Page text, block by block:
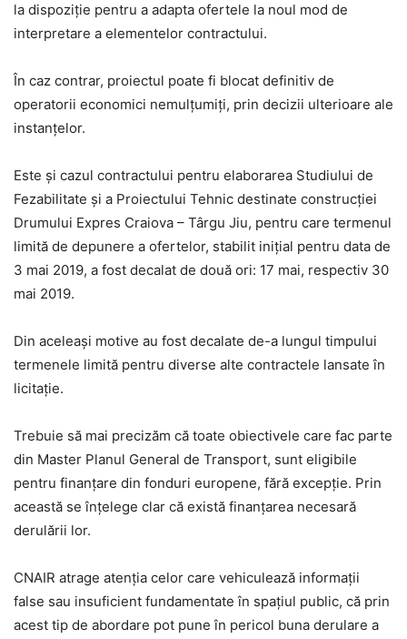
la dispoziție pentru a adapta ofertele la noul mod de
interpretare a elementelor contractului.
În caz contrar, proiectul poate fi blocat definitiv de
operatorii economici nemulțumiți, prin decizii ulterioare ale
instanțelor.
Este și cazul contractului pentru elaborarea Studiului de
Fezabilitate și a Proiectului Tehnic destinate construcției
Drumului Expres Craiova – Târgu Jiu, pentru care termenul
limită de depunere a ofertelor, stabilit inițial pentru data de
3 mai 2019, a fost decalat de două ori: 17 mai, respectiv 30
mai 2019.
Din aceleași motive au fost decalate de-a lungul timpului
termenele limită pentru diverse alte contractele lansate în
licitație.
Trebuie să mai precizăm că toate obiectivele care fac parte
din Master Planul General de Transport, sunt eligibile
pentru finanțare din fonduri europene, fără excepție. Prin
această se înțelege clar că există finanțarea necesară
derulării lor.
CNAIR atrage atenția celor care vehiculează informații
false sau insuficient fundamentate în spațiul public, că prin
acest tip de abordare pot pune în pericol buna derulare a